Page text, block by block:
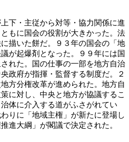
下・主従から対等・協力関係に進
もに国会の役割が大きかった。法
描いた餅だ。９３年の国会の「地
が起爆剤となった。９９年には国
れた。国の仕事の一部を地方自治
政府が指揮・監督する制度だ。２
方分権改革が進められた。地方自
に対し、中央と地方が協議するこ
体に介入する道がふさがれてい
りに「地域主権」が新たに登場し
進大綱」が閣議で決定された。